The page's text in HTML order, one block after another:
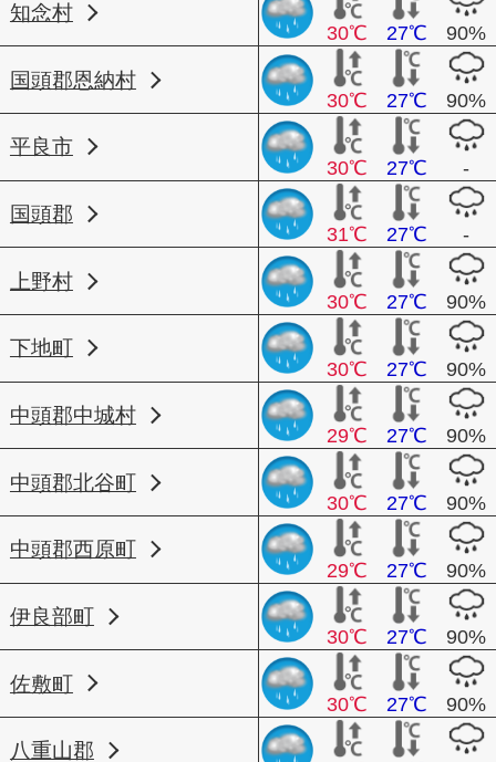
知念村
30℃ 27℃ 90%
国頭郡恩納村
30℃ 27℃ 90%
平良市
30℃ 27℃ -
国頭郡
31℃ 27℃ -
上野村
30℃ 27℃ 90%
下地町
30℃ 27℃ 90%
中頭郡中城村
29℃ 27℃ 90%
中頭郡北谷町
30℃ 27℃ 90%
中頭郡西原町
29℃ 27℃ 90%
伊良部町
30℃ 27℃ 90%
佐敷町
30℃ 27℃ 90%
八重山郡